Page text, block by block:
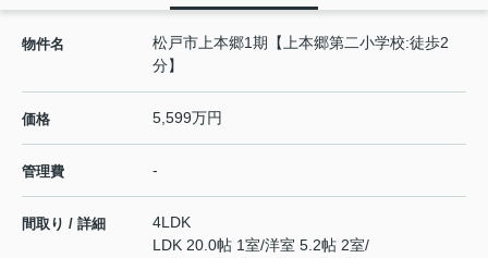
物件名
松戸市上本郷1期【上本郷第二小学校:徒歩2
分】
価格 5,599万円
管理費 -
間取り / 詳細
4LDK
LDK 20.0帖 1室/洋室 5.2帖 2室/